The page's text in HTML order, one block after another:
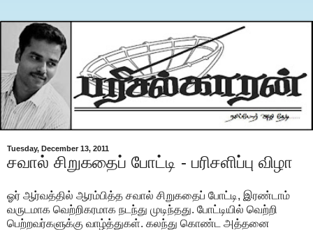
Tuesday, December 13, 2011
சவால் சிறுகதைப் போட்டி - பரிசளிப்பு விழா
ஓர் ஆர்வத்தில் ஆரம்பித்த சவால் சிறுகதைப் போட்டி, இரண்டாம்
வருடமாக வெற்றிகரமாக நடந்து முடிந்தது. போட்டியில் வெற்றி
பெற்றவர்களுக்கு வாழ்த்துகள். கலந்து கொண்ட அத்தனை